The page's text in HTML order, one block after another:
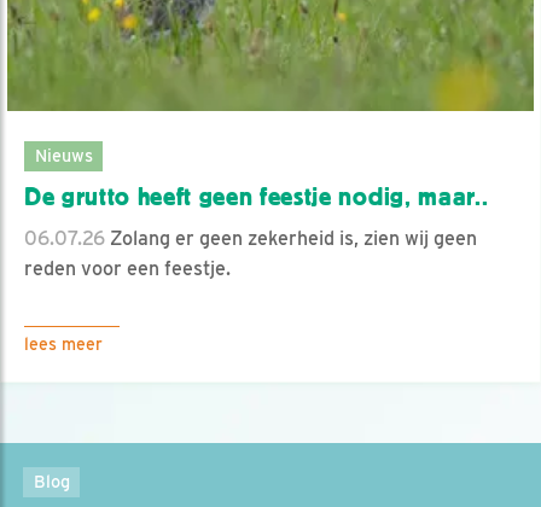
Nieuws
De grutto heeft geen feestje nodig, maar..
06.07.26 Zolang er geen zekerheid is, zien wij geen
reden voor een feestje.
lees meer
Blog